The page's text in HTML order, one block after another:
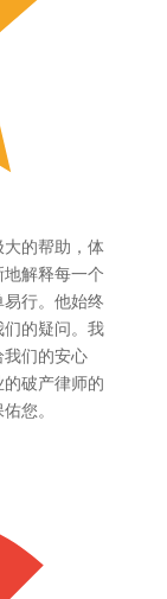
的帮助，体
解释每一个
行。他始终
的疑问。我
们的安心
破产律师的
您。